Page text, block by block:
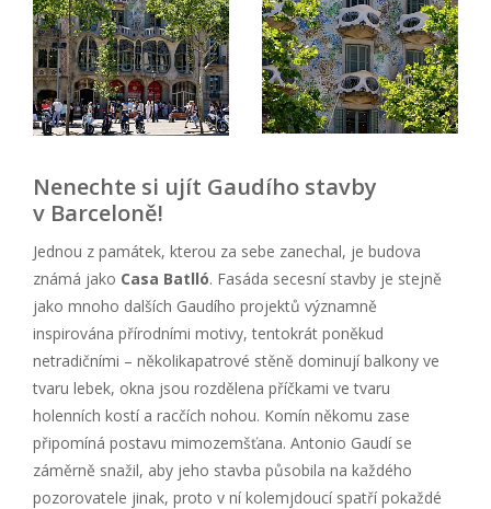
Nenechte si ujít Gaudího stavby
v Barceloně!
Jednou z památek, kterou za sebe zanechal, je budova
známá jako Casa Batlló. Fasáda secesní stavby je stejně
jako mnoho dalších Gaudího projektů významně
inspirována přírodními motivy, tentokrát poněkud
netradičními – několikapatrové stěně dominují balkony ve
tvaru lebek, okna jsou rozdělena příčkami ve tvaru
holenních kostí a racčích nohou. Komín někomu zase
připomíná postavu mimozemšťana. Antonio Gaudí se
záměrně snažil, aby jeho stavba působila na každého
pozorovatele jinak, proto v ní kolemjdoucí spatří pokaždé